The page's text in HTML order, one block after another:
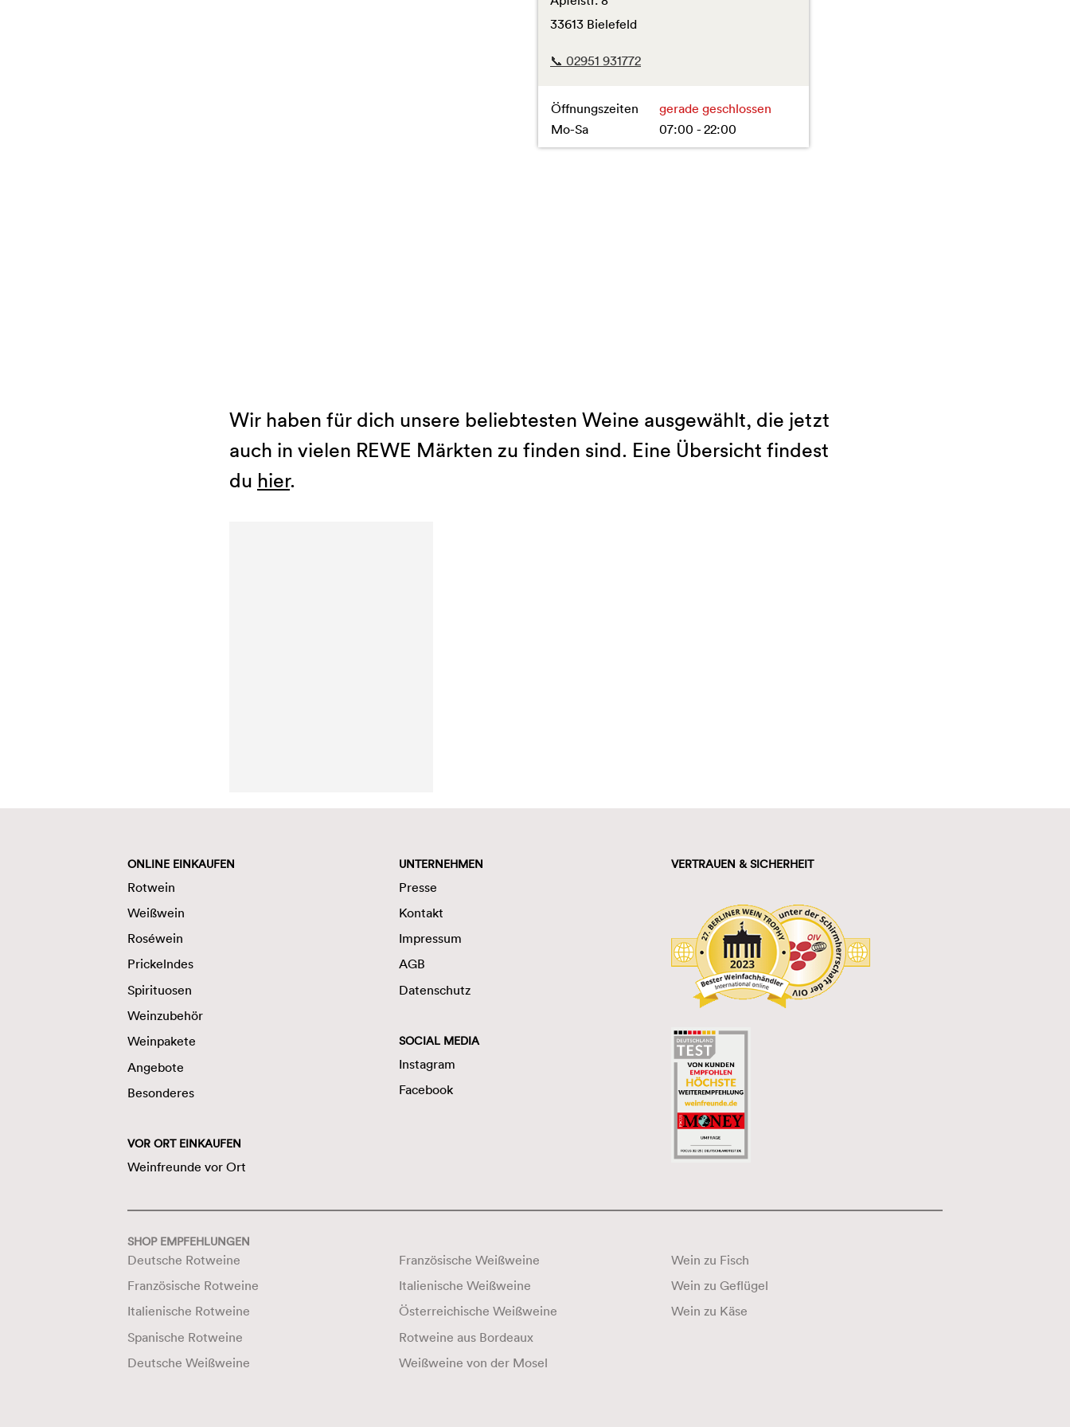
33613 Bielefeld
📞 02951 931772
Öffnungszeiten
gerade geschlossen
Mo-Sa
07:00 - 22:00
Wir haben für dich unsere beliebtesten Weine ausgewählt, die jetzt
auch in vielen REWE Märkten zu finden sind. Eine Übersicht findest
du hier.
ONLINE EINKAUFEN
Rotwein
Weißwein
Roséwein
Prickelndes
Spirituosen
Weinzubehör
Weinpakete
Angebote
Besonderes
VOR ORT EINKAUFEN
Weinfreunde vor Ort
UNTERNEHMEN
Presse
Kontakt
Impressum
AGB
Datenschutz
SOCIAL MEDIA
Instagram
Facebook
VERTRAUEN & SICHERHEIT
SHOP EMPFEHLUNGEN
Deutsche Rotweine
Französische Rotweine
Italienische Rotweine
Spanische Rotweine
Deutsche Weißweine
Französische Weißweine
Italienische Weißweine
Österreichische Weißweine
Rotweine aus Bordeaux
Weißweine von der Mosel
Wein zu Fisch
Wein zu Geflügel
Wein zu Käse